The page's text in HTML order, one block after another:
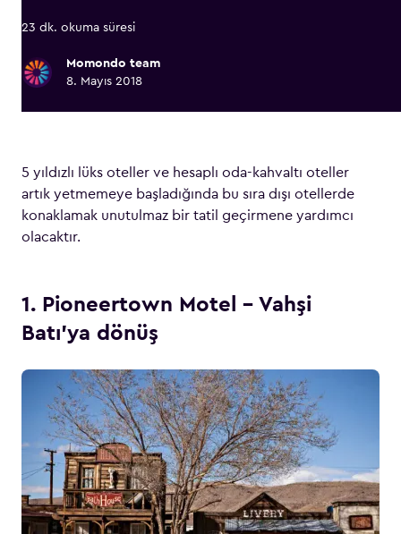
23 dk. okuma süresi
Momondo team
8. Mayıs 2018
5 yıldızlı lüks oteller ve hesaplı oda-kahvaltı oteller
artık yetmemeye başladığında bu sıra dışı otellerde
konaklamak unutulmaz bir tatil geçirmene yardımcı
olacaktır.
1. Pioneertown Motel – Vahşi
Batı’ya dönüş